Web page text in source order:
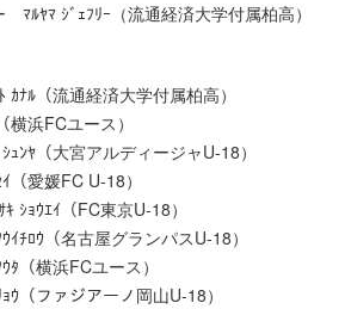
ﾔﾏ ｼﾞｪﾌﾘｰ（流通経済大学付属柏高）
（流通経済大学付属柏高）
浜FCユース）
（大宮アルディージャU-18）
愛媛FC U-18）
ｳｴｲ（FC東京U-18）
ｳ（名古屋グランパスU-18）
横浜FCユース）
ファジアーノ岡山U-18）